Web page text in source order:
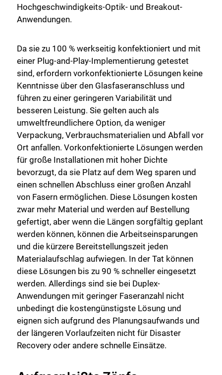
Hochgeschwindigkeits-Optik- und Breakout-
Anwendungen.
Da sie zu 100 % werkseitig konfektioniert und mit
einer Plug-and-Play-Implementierung getestet
sind, erfordern vorkonfektionierte Lösungen keine
Kenntnisse über den Glasfaseranschluss und
führen zu einer geringeren Variabilität und
besseren Leistung. Sie gelten auch als
umweltfreundlichere Option, da weniger
Verpackung, Verbrauchsmaterialien und Abfall vor
Ort anfallen. Vorkonfektionierte Lösungen werden
für große Installationen mit hoher Dichte
bevorzugt, da sie Platz auf dem Weg sparen und
einen schnellen Abschluss einer großen Anzahl
von Fasern ermöglichen. Diese Lösungen kosten
zwar mehr Material und werden auf Bestellung
gefertigt, aber wenn die Längen sorgfältig geplant
werden können, können die Arbeitseinsparungen
und die kürzere Bereitstellungszeit jeden
Materialaufschlag aufwiegen. In der Tat können
diese Lösungen bis zu 90 % schneller eingesetzt
werden. Allerdings sind sie bei Duplex-
Anwendungen mit geringer Faseranzahl nicht
unbedingt die kostengünstigste Lösung und
eignen sich aufgrund des Planungsaufwands und
der längeren Vorlaufzeiten nicht für Disaster
Recovery oder andere schnelle Einsätze.